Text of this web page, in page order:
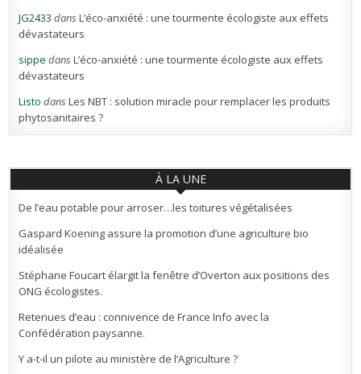
JG2433 dansL’éco-anxiété : une tourmente écologiste aux effets
dévastateurs
sippe dansL’éco-anxiété : une tourmente écologiste aux effets
dévastateurs
Listo dansLes NBT : solution miracle pour remplacer les produits
phytosanitaires ?
À LA UNE
De l’eau potable pour arroser…les toitures végétalisées
Gaspard Koening assure la promotion d’une agriculture bio
idéalisée
Stéphane Foucart élargit la fenêtre d’Overton aux positions des
ONG écologistes.
Retenues d’eau : connivence de France Info avec la
Confédération paysanne.
Y a-t-il un pilote au ministère de l’Agriculture ?